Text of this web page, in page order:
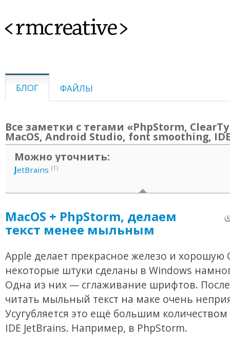
<rmcreative>
БЛОГ ФАЙЛЫ
Все заметки с тегами «PhpStorm,
MacOS, Android Studio, font smoothing,
Можно уточнить:
JetBrains (1)
MacOS + PhpStorm, делаем
текст менее мыльным
Apple делает прекрасное железо и хорошую
некоторые штуки сделаны в Windows
Одна из них — сглаживание шрифтов.
читать мыльный текст на маке очень
Усугубляется это ещё большим
IDE JetBrains. Например, в PhpStorm.